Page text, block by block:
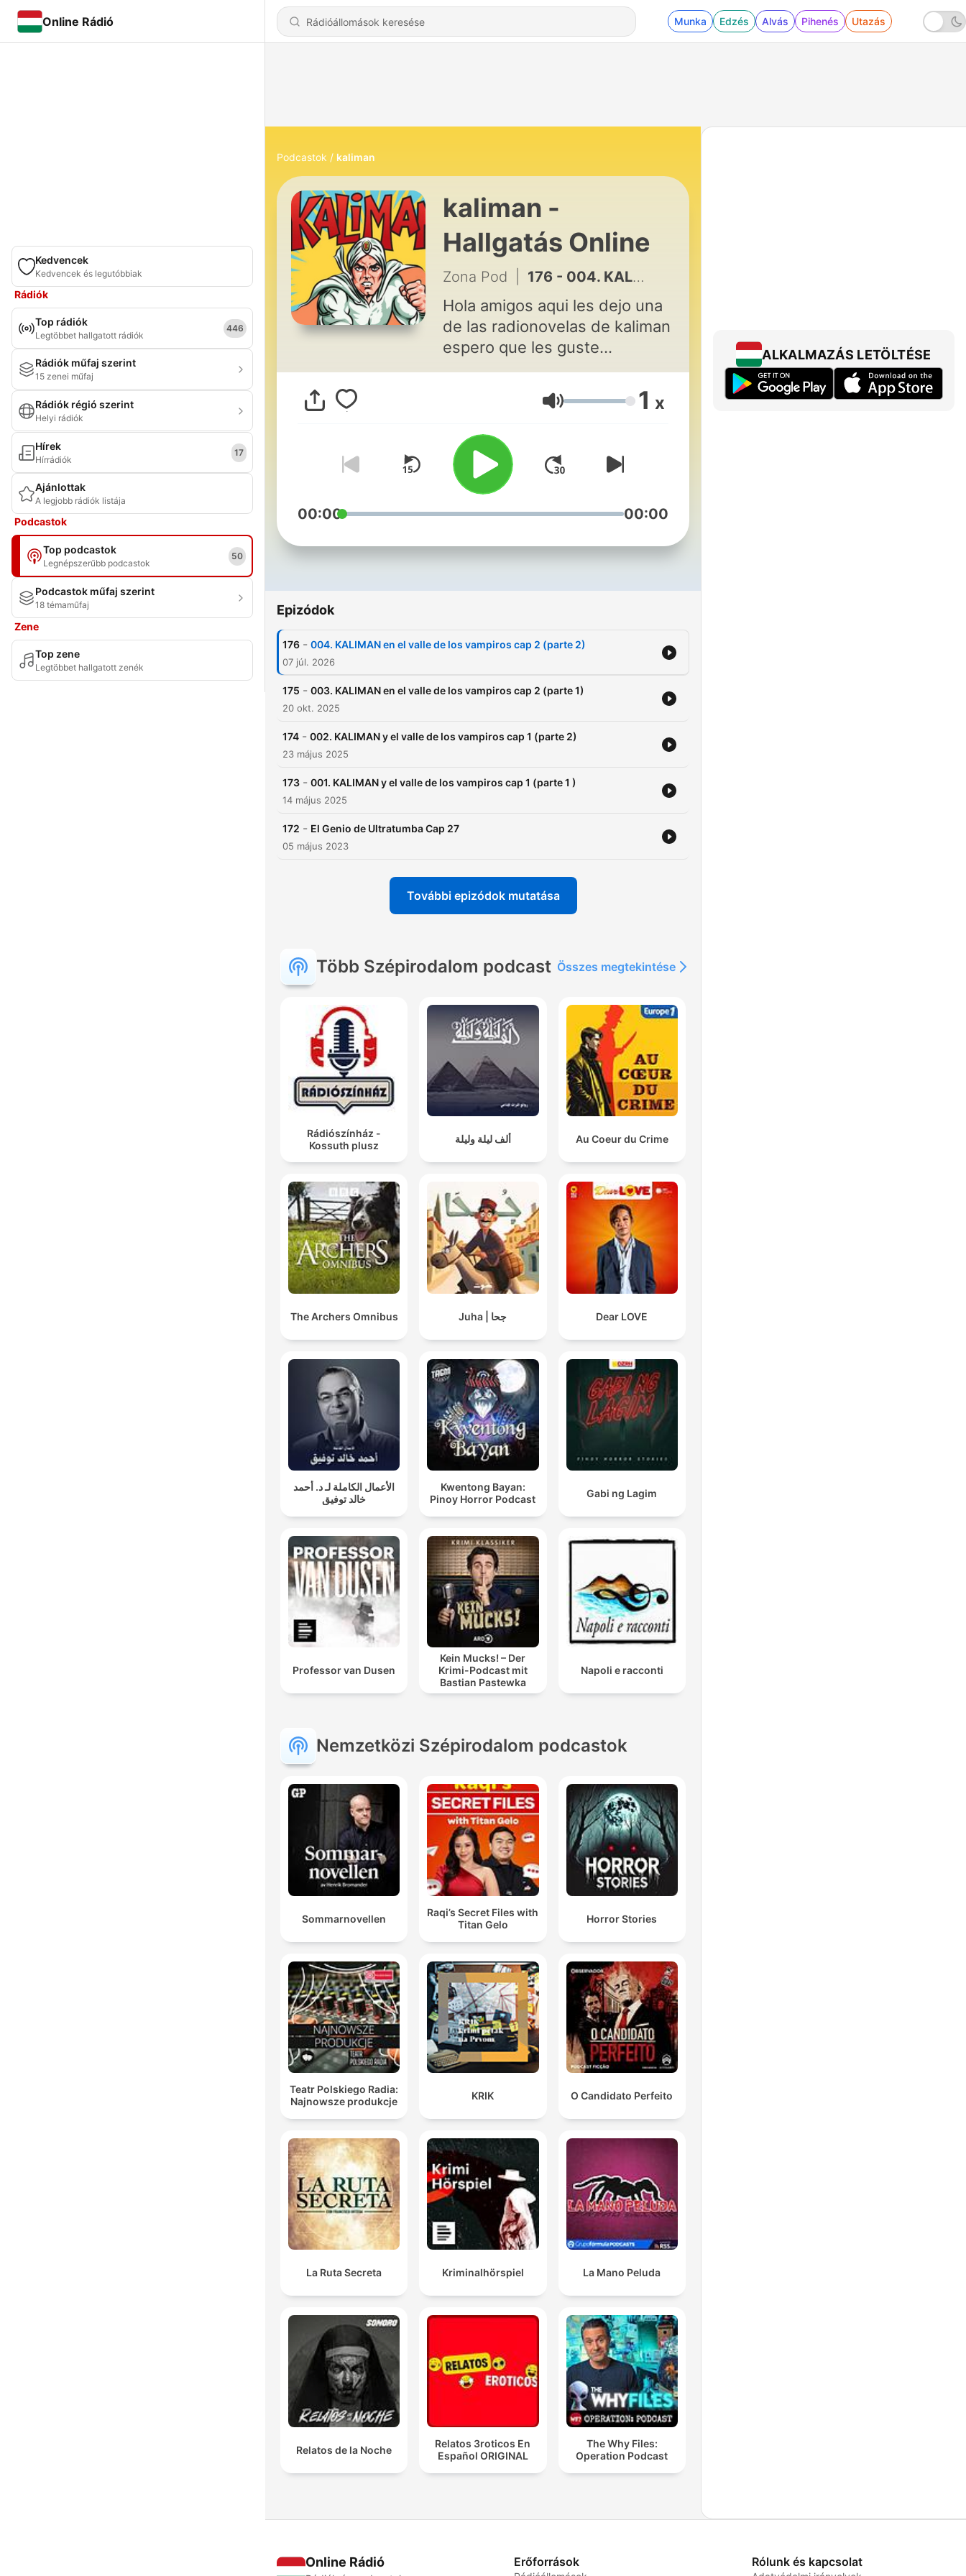
Online Rádió Munka Edzés Alvás Pihenés Utazás
Kedvencek
Kedvencek és legutóbbiak
Rádiók
Top rádiók
Legtöbbet hallgatott rádiók
446
Rádiók műfaj szerint
15 zenei műfaj
Rádiók régió szerint
Helyi rádiók
Hírek
Hírrádiók
17
Ajánlottak
A legjobb rádiók listája
Podcastok
Top podcastok
Legnépszerűbb podcastok
50
Podcastok műfaj szerint
18 témaműfaj
Zene
Top zene
Legtöbbet hallgatott zenék
Podcastok kaliman
kaliman -
Hallgatás Online
Zona Pod 176 - 004. KALIMAN en el valle de los vampiros cap 2 (parte 2)
Hola amigos aqui les dejo una
de las radionovelas de kaliman
espero que les guste...
Hangerő 1 x
00:00 00:00
Epizódok
176 - 004. KALIMAN en el valle de los vampiros cap 2 (parte 2)
07 júl. 2026
175 - 003. KALIMAN en el valle de los vampiros cap 2 (parte 1)
20 okt. 2025
174 - 002. KALIMAN y el valle de los vampiros cap 1 (parte 2)
23 május 2025
173 - 001. KALIMAN y el valle de los vampiros cap 1 (parte 1 )
14 május 2025
172 - El Genio de Ultratumba Cap 27
05 május 2023
További epizódok mutatása
Több Szépirodalom podcast Összes megtekintése
Rádiószínház -
Kossuth plusz
ألف ليلة وليلة Au Coeur du Crime
The Archers Omnibus Juha | جحا Dear LOVE
الأعمال الكاملة لـ د. أحمد
خالد توفيق
Kwentong Bayan:
Pinoy Horror Podcast
Gabi ng Lagim
Professor van Dusen
Kein Mucks! – Der
Krimi-Podcast mit
Bastian Pastewka
Napoli e racconti
Nemzetközi Szépirodalom podcastok
Sommarnovellen
Raqi’s Secret Files with
Titan Gelo
Horror Stories
Teatr Polskiego Radia:
Najnowsze produkcje
KRIK O Candidato Perfeito
La Ruta Secreta Kriminalhörspiel La Mano Peluda
Relatos de la Noche
Relatos 3roticos En
Español ORIGINAL
The Why Files:
Operation Podcast
ALKALMAZÁS LETÖLTÉSE
Online Rádió Erőforrások Rólunk és kapcsolat